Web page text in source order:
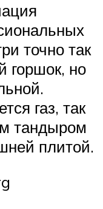
точно так
горшок, но
газ, так
тандыром
плитой.